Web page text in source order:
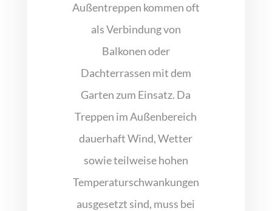
Außentreppen kommen oft
als Verbindung von
Balkonen oder
Dachterrassen mit dem
Garten zum Einsatz. Da
Treppen im Außenbereich
dauerhaft Wind, Wetter
sowie teilweise hohen
Temperaturschwankungen
ausgesetzt sind, muss bei